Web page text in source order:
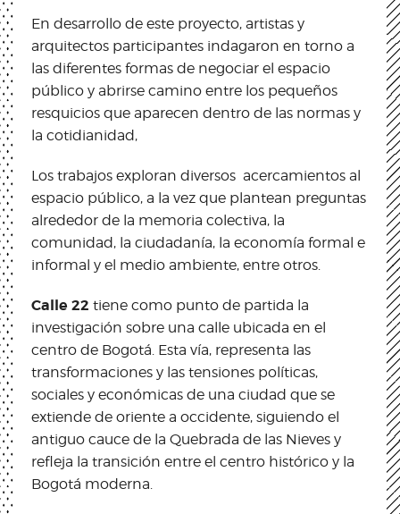
En desarrollo de este proyecto, artistas y
arquitectos participantes indagaron en torno a
las diferentes formas de negociar el espacio
público y abrirse camino entre los pequeños
resquicios que aparecen dentro de las normas y
la cotidianidad,
Los trabajos exploran diversos acercamientos al
espacio público, a la vez que plantean preguntas
alrededor de la memoria colectiva, la
comunidad, la ciudadanía, la economía formal e
informal y el medio ambiente, entre otros.
Calle 22 tiene como punto de partida la
investigación sobre una calle ubicada en el
centro de Bogotá. Esta vía, representa las
transformaciones y las tensiones políticas,
sociales y económicas de una ciudad que se
extiende de oriente a occidente, siguiendo el
antiguo cauce de la Quebrada de las Nieves y
refleja la transición entre el centro histórico y la
Bogotá moderna.